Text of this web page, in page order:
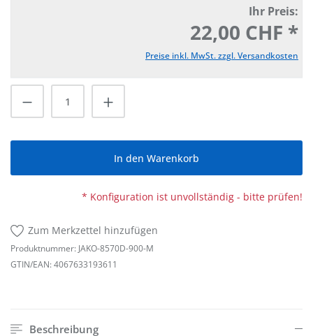
Ihr Preis:
22,00 CHF *
Preise inkl. MwSt. zzgl. Versandkosten
Produkt Anzahl: Gib den gewünschten
In den Warenkorb
* Konfiguration ist unvollständig - bitte prüfen!
Zum Merkzettel hinzufügen
Produktnummer: JAKO-8570D-900-M
GTIN/EAN: 4067633193611
Beschreibung